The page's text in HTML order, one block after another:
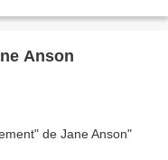
Anson